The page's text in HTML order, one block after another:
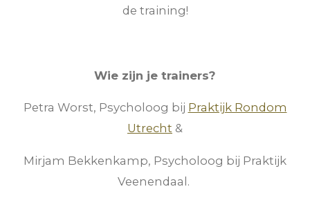
de training!
Wie zijn je trainers?
Petra Worst, Psycholoog bij Praktijk Rondom
Utrecht &
Mirjam Bekkenkamp, Psycholoog bij Praktijk
Veenendaal.